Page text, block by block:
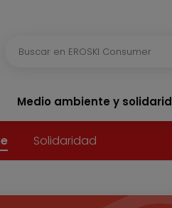
Medio ambiente y
Solidaridad